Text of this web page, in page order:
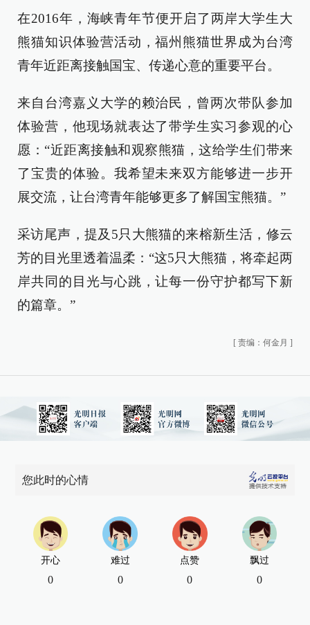
在2016年，海峡青年节便开启了两岸大学生大
熊猫知识体验营活动，福州熊猫世界成为台湾
青年近距离接触国宝、传递心意的重要平台。
来自台湾嘉义大学的赖治民，曾两次带队参加
体验营，他现场就表达了带学生实习参观的心
愿：“近距离接触和观察熊猫，这给学生们带来
了宝贵的体验。我希望未来双方能够进一步开
展交流，让台湾青年能够更多了解国宝熊猫。”
采访尾声，提及5只大熊猫的来榕新生活，修云
芳的目光里透着温柔：“这5只大熊猫，将牵起两
岸共同的目光与心跳，让每一份守护都写下新
的篇章。”
[ 责编：何金月 ]
您此时的心情
开心
0
难过
0
点赞
0
飘过
0